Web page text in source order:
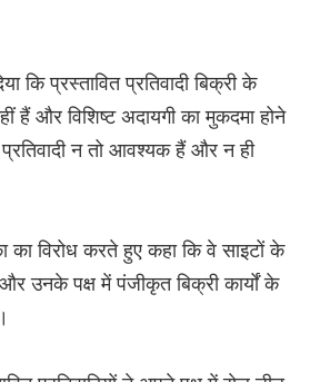
कि प्रस्तावित प्रतिवादी बिक्री के
हैं और विशिष्ट अदायगी का मुकदमा होने
न तो आवश्यक हैं और न ही
का विरोध करते हुए कहा कि वे साइटों के
उनके पक्ष में पंजीकृत बिक्री कार्यों के